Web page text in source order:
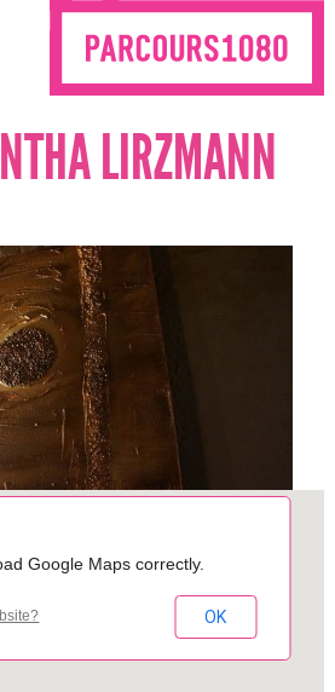
LIRZMANN
Google Maps correctly.
OK